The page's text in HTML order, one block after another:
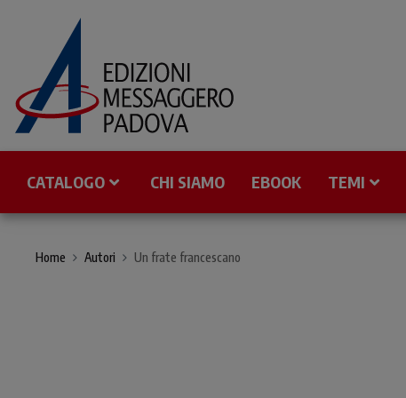
CATALOGO CHI SIAMO EBOOK TEMI
Home Autori Un frate francescano